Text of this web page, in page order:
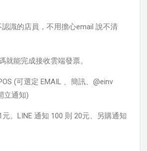
識的店員，不用擔心email 說不清
就能完成接收雲端發票。
(可選定 EMAIL 、簡訊、@einv
立通知)
。LINE 通知 100 則 20元、另購通知